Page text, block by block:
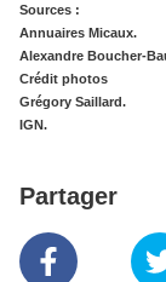
Sources :
Annuaires Micaux.
Alexandre Boucher-
Crédit photos
Grégory Saillard.
IGN.
Partager